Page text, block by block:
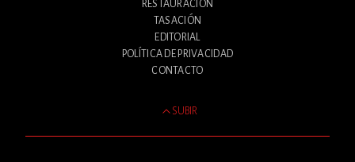
RESTAURACIÓN
TASACIÓN
EDITORIAL
POLÍTICA DE PRIVACIDAD
CONTACTO
SUBIR